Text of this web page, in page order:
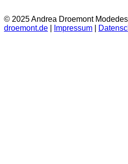
© 2025 Andrea Droemont
droemont.de
Impressum